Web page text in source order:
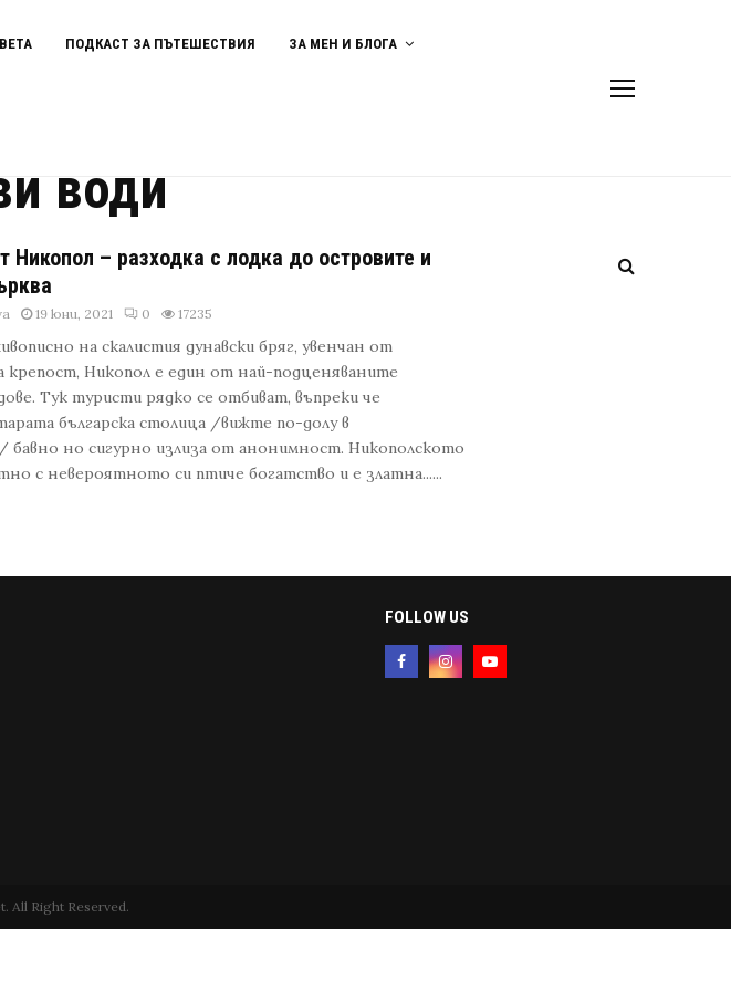
ПОДКАСТ ЗА ПЪТЕШЕСТВИЯ ЗА МЕН И БЛОГА
води
Никопол – разходка с лодка до островите и
19 юни, 2021 0 17235
на скалистия дунавски бряг, увенчан от
Никопол е един от най-подценяваните
Тук туристи рядко се отбиват, въпреки че
българска столица /вижте по-долу в
бавно но сигурно излиза от анонимност. Никополското
с невероятното си птиче богатство и е златна......
FOLLOW US
All Right Reserved.